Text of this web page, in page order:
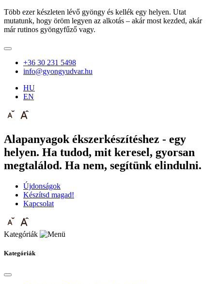
Több ezer készleten lévő gyöngy és kellék egy helyen. Utat
mutatunk, hogy öröm legyen az alkotás – akár most kezded, akár
már rutinos gyöngyfűző vagy.
+36 30 231 5498
info@gyongyudvar.hu
HU
EN
Alapanyagok ékszerkészítéshez - egy
helyen. Ha tudod, mit keresel, gyorsan
megtalálod. Ha nem, segítünk elindulni.
Újdonságok
Készítsd magad!
Kapcsolat
Kategóriák
Kategóriák